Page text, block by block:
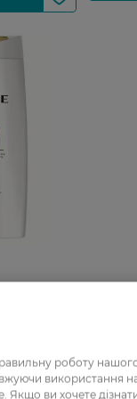
роботу
використання
Якщо ви хочете